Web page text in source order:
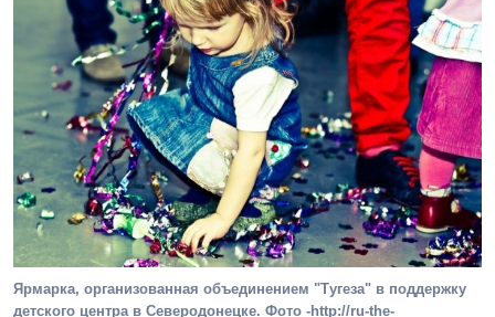
Ярмарка, организованная объединением "Тугеза" в поддержку
детского центра в Северодонецке. Фото -http://ru-the-